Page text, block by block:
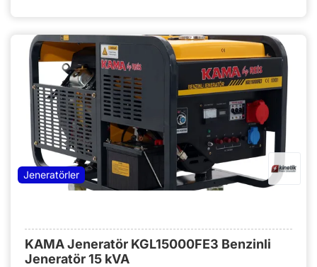
Jeneratörler
KAMA Jeneratör KGL15000FE3 Benzinli
Jeneratör 15 kVA